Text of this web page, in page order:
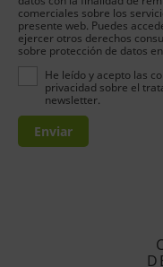
comerciales sobre los
presente web. Puedes
ejercer otros derechos
sobre protección de datos
He leído y acepto las
privacidad sobre el
newsletter.
Enviar